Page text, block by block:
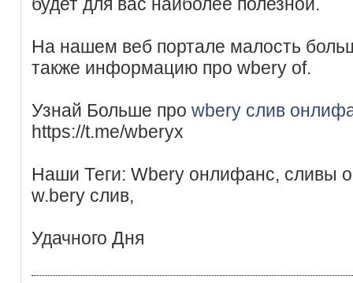
На нашем веб портале малость
также информацию про wbery of.
Узнай Больше про wbery слив
https://t.me/wberyx
Наши Теги: Wbery онлифанс, сливы
w.bery слив,
Удачного Дня